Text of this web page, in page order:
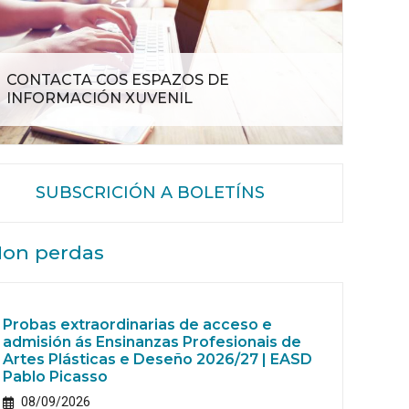
CONTACTA COS ESPAZOS DE
INFORMACIÓN XUVENIL
SUBSCRICIÓN A BOLETÍNS
perdas
Probas extraordinarias de acceso e
admisión ás Ensinanzas Profesionais de
Artes Plásticas e Deseño 2026/27 | EASD
Pablo Picasso
08/09/2026